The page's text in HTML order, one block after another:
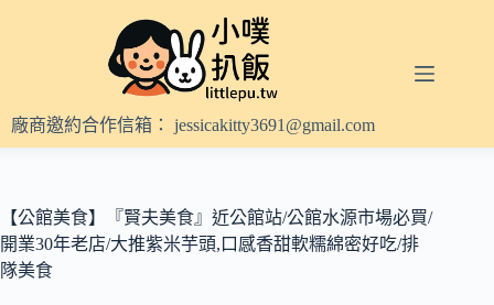
內
容
廠商邀約合作信箱： jessicakitty3691@gmail.com
【公館美食】『賢夫美食』近公館站/公館水源市場必買/
開業30年老店/大推紫米芋頭,口感香甜軟糯綿密好吃/排
隊美食